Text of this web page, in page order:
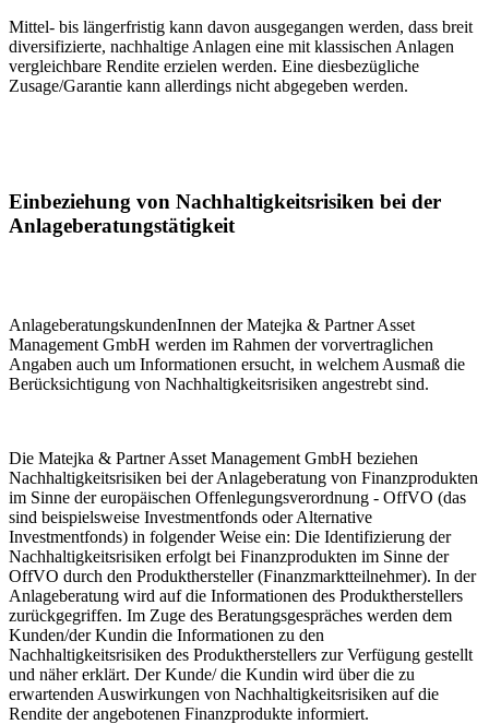
Mittel- bis längerfristig kann davon ausgegangen werden, dass breit
diversifizierte, nachhaltige Anlagen eine mit klassischen Anlagen
vergleichbare Rendite erzielen werden. Eine diesbezügliche
Zusage/Garantie kann allerdings nicht abgegeben werden.
Einbeziehung von Nachhaltigkeitsrisiken bei der
Anlageberatungstätigkeit
AnlageberatungskundenInnen der Matejka & Partner Asset
Management GmbH werden im Rahmen der vorvertraglichen
Angaben auch um Informationen ersucht, in welchem Ausmaß die
Berücksichtigung von Nachhaltigkeitsrisiken angestrebt sind.
Die Matejka & Partner Asset Management GmbH beziehen
Nachhaltigkeitsrisiken bei der Anlageberatung von Finanzprodukten
im Sinne der europäischen Offenlegungsverordnung - OffVO (das
sind beispielsweise Investmentfonds oder Alternative
Investmentfonds) in folgender Weise ein: Die Identifizierung der
Nachhaltigkeitsrisiken erfolgt bei Finanzprodukten im Sinne der
OffVO durch den Produkthersteller (Finanzmarktteilnehmer). In der
Anlageberatung wird auf die Informationen des Produktherstellers
zurückgegriffen. Im Zuge des Beratungsgespräches werden dem
Kunden/der Kundin die Informationen zu den
Nachhaltigkeitsrisiken des Produktherstellers zur Verfügung gestellt
und näher erklärt. Der Kunde/ die Kundin wird über die zu
erwartenden Auswirkungen von Nachhaltigkeitsrisiken auf die
Rendite der angebotenen Finanzprodukte informiert.